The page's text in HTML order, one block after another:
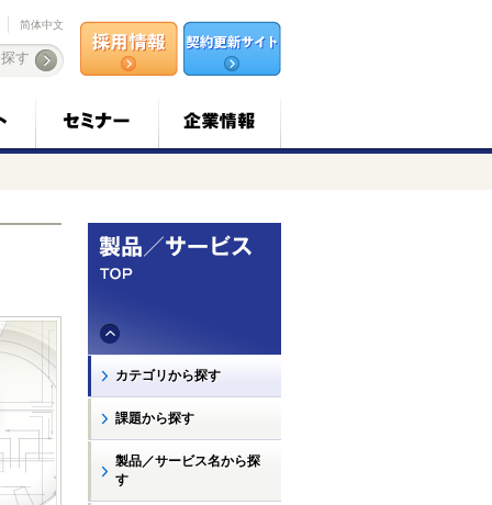
简体中文
カテゴリから探す
課題から探す
製品／サービス名から探
す